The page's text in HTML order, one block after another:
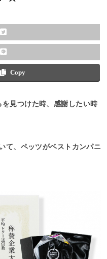
Copy
を見つけた時、感謝したい時
て、ペッツがベストカンパニ